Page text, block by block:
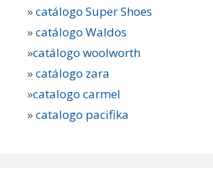
»catálogo Super Shoes
»catálogo Waldos
»catálogo woolworth
»catálogo zara
»catalogo carmel
»catalogo pacifika